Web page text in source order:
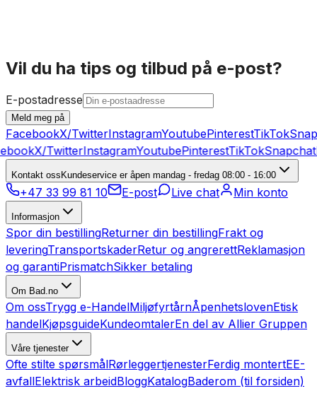
Vil du ha tips og tilbud på e-post?
E-postadresse
Meld meg på
FacebookX/TwitterInstagramYoutubePinterestTikTok
X/TwitterInstagramYoutubePinterestTikTokSnapchat
Kontakt oss Kundeservice er åpen mandag - fredag 08:00 - 16:00
+47 33 99 81 10 E-post Live chat Min konto
Informasjon
Spor din bestillingReturner din bestillingFrakt og
leveringTransportskaderRetur og angrerettReklamasjon
og garantiPrismatchSikker betaling
Om Bad.no
Om ossTrygg e-HandelMiljøfyrtårnÅpenhetslovenEtisk
handelKjøpsguideKundeomtalerEn del av Allier Gruppen
Våre tjenester
Ofte stilte spørsmålRørleggertjenesterFerdig montertEE-
avfallElektrisk arbeidBloggKatalogBaderom (til forsiden)